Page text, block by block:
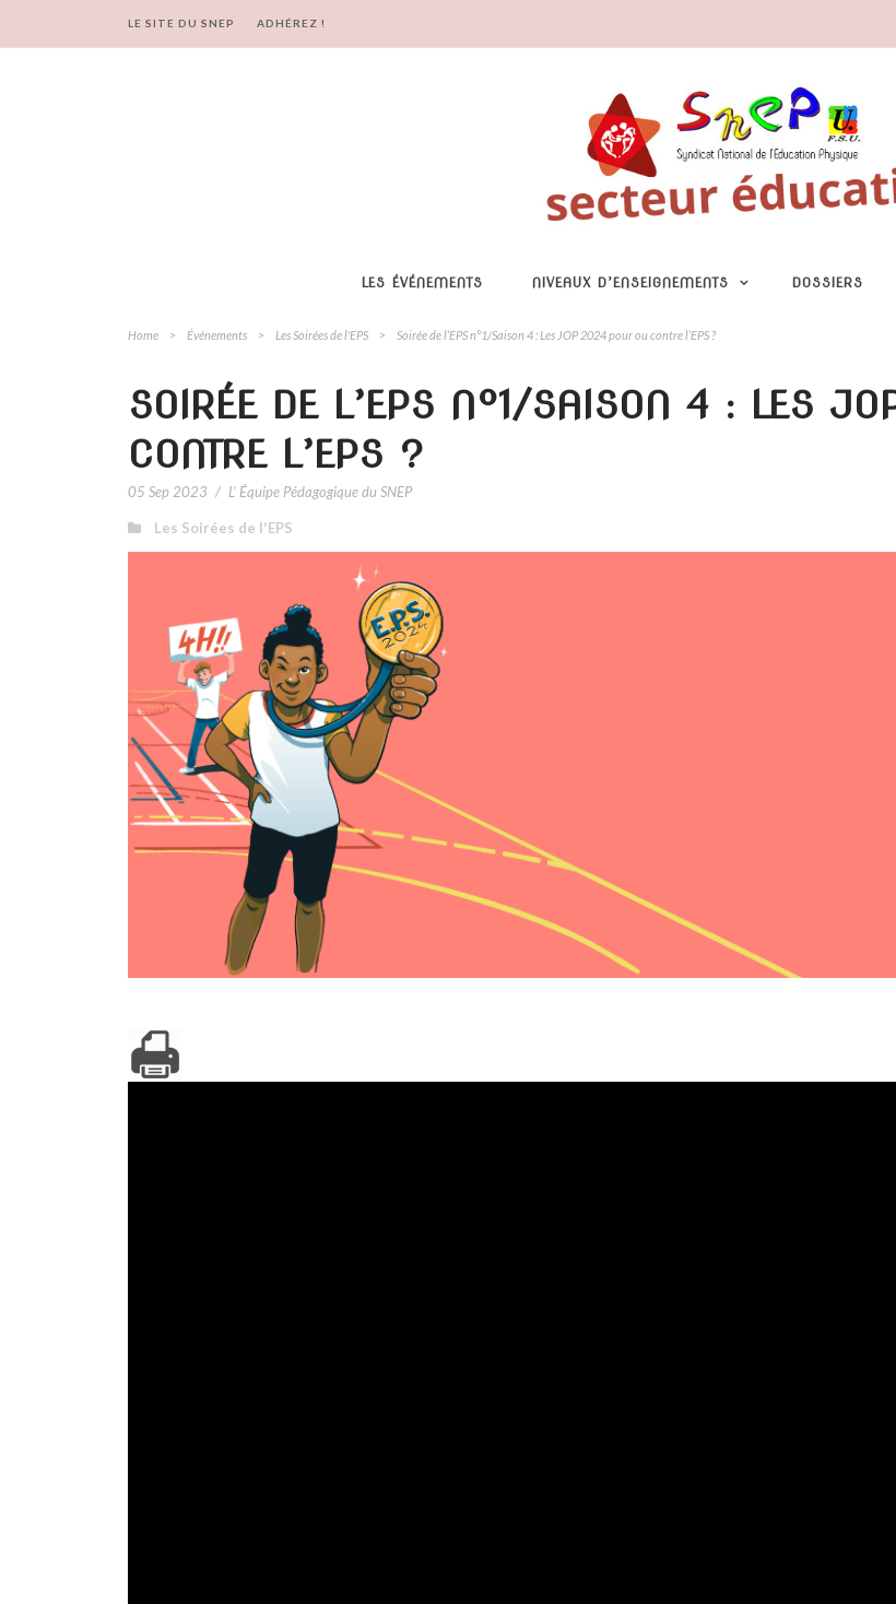
LE SITE DU SNEP ADHÉREZ !
LES ÉVÉNEMENTS NIVEAUX D’ENSEIGNEMENTS DOSSIERS
Home > Événements > Les Soirées de l'EPS > Soirée de l’EPS n°1/Saison 4 : Les JOP 2024 pour ou contre l’EPS ?
SOIRÉE DE L’EPS N°1/SAISON 4 : LES
CONTRE L’EPS ?
05 Sep 2023 / L' Équipe Pédagogique du SNEP
Les Soirées de l'EPS